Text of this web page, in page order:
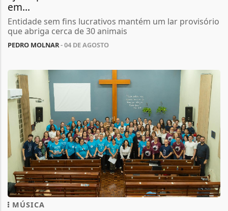
em...
Entidade sem fins lucrativos mantém um lar provisório
que abriga cerca de 30 animais
PEDRO MOLNAR- 04 DE AGOSTO
MÚSICA